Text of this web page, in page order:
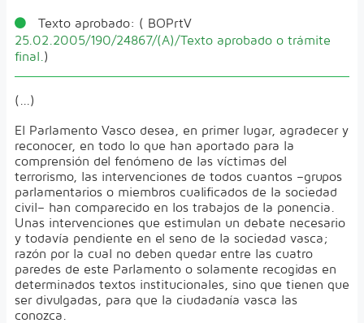
Texto aprobado: ( BOPrtV
25.02.2005/190/24867/(A)/Texto aprobado o trámite
final. )
(...)
El Parlamento Vasco desea, en primer lugar, agradecer y
reconocer, en todo lo que han aportado para la
comprensión del fenómeno de las víctimas del
terrorismo, las intervenciones de todos cuantos –grupos
parlamentarios o miembros cualificados de la sociedad
civil– han comparecido en los trabajos de la ponencia.
Unas intervenciones que estimulan un debate necesario
y todavía pendiente en el seno de la sociedad vasca;
razón por la cual no deben quedar entre las cuatro
paredes de este Parlamento o solamente recogidas en
determinados textos institucionales, sino que tienen que
ser divulgadas, para que la ciudadanía vasca las
conozca.